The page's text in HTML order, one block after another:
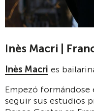
Inès Macri |
Inès Macri es
Empezó formándose
seguir sus estudios